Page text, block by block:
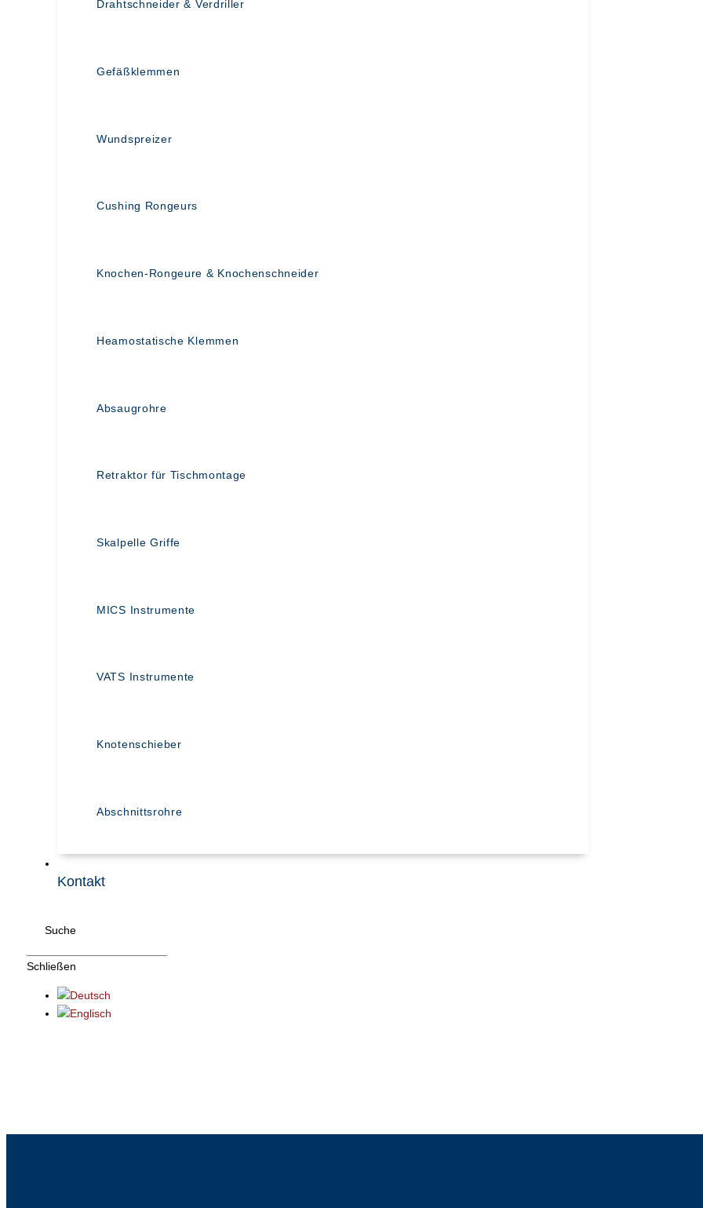
Drahtschneider & Verdriller
Gefäßklemmen
Wundspreizer
Cushing Rongeurs
Knochen-Rongeure & Knochenschneider
Heamostatische Klemmen
Absaugrohre
Retraktor für Tischmontage
Skalpelle Griffe
MICS Instrumente
VATS Instrumente
Knotenschieber
Abschnittsrohre
Kontakt
Suche
Schließen